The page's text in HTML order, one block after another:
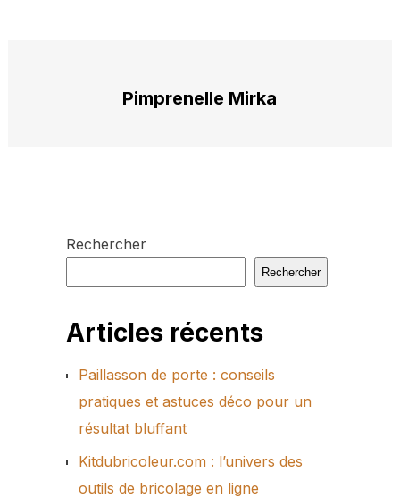
Pimprenelle Mirka
Rechercher
Rechercher
Articles récents
Paillasson de porte : conseils
pratiques et astuces déco pour un
résultat bluffant
Kitdubricoleur.com : l’univers des
outils de bricolage en ligne